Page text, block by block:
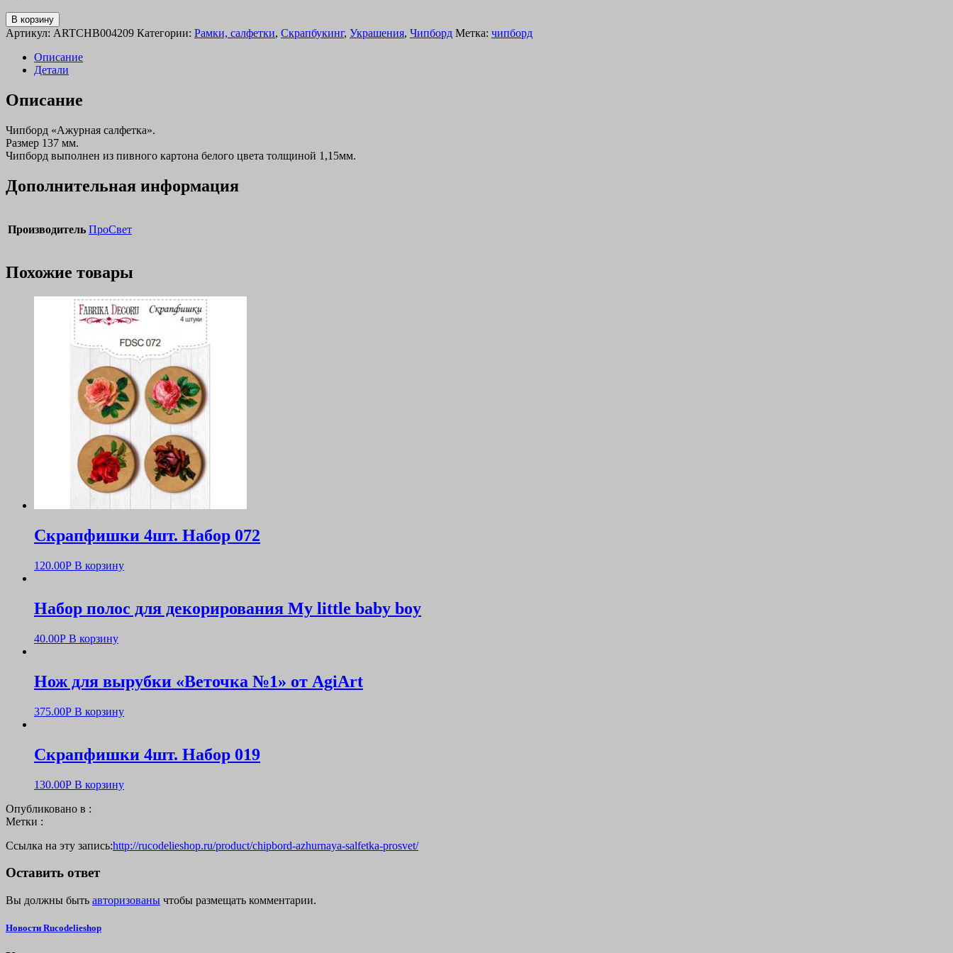
В корзину
Артикул: ARTCHB004209 Категории: Рамки, салфетки, Скрапбукинг, Украшения, Чипборд Метка: чипборд
Описание
Детали
Описание
Чипборд «Ажурная салфетка».
Размер 137 мм.
Чипборд выполнен из пивного картона белого цвета толщиной 1,15мм.
Дополнительная информация
Производитель ПроСвет
Похожие товары
Скрапфишки 4шт. Набор 072
120.00Р В корзину
Набор полос для декорирования My little baby boy
40.00Р В корзину
Нож для вырубки «Веточка №1» от AgiArt
375.00Р В корзину
Скрапфишки 4шт. Набор 019
130.00Р В корзину
Опубликовано в :
Метки :
Ссылка на эту запись:http://rucodelieshop.ru/product/chipbord-azhurnaya-salfetka-prosvet/
Оставить ответ
Вы должны быть авторизованы чтобы размещать комментарии.
Новости Rucodelieshop